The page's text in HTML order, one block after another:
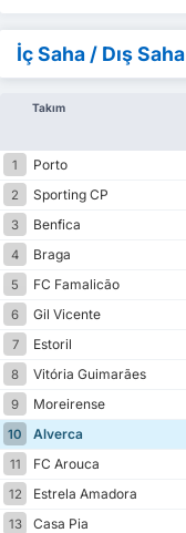
İç Saha / Dış Saha
Takım
1 Porto
2
Sporting CP
3
Benfica
4
Braga
5
FC Famalicão
6
Gil Vicente
7
Estoril
8
Vitória Guimarães
9
Moreirense
10
Alverca
11
FC Arouca
12
Estrela Amadora
13
Casa Pia